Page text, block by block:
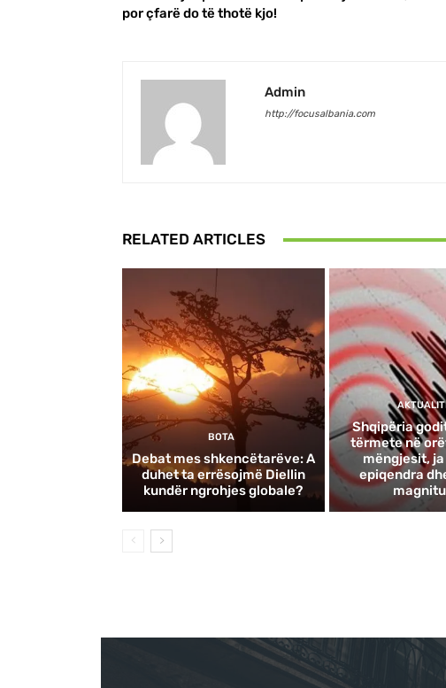
por çfarë do të thotë kjo!
Admin
http://focusalbania.com
RELATED ARTICLES
BOTA
Debat mes shkencëtarëve: A
duhet ta errësojmë Diellin
kundër ngrohjes globale?
Shqipëria
tërmete në
mëngjesit,
epiqendra